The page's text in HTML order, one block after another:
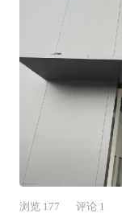
中心】提前在
浏览 177 评论 1